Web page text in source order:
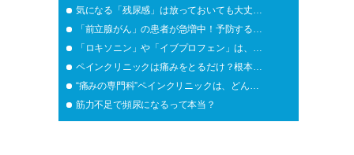
気になる「残尿感」は放っておいても大丈…
「前立腺がん」の患者が急増中！予防する…
「ロキソニン」や「イブプロフェン」は、…
ペインクリニックは痛みをとるだけ？根本…
“痛みの専門科”ペインクリニックは、どん…
筋力不足で頻尿になるって本当？